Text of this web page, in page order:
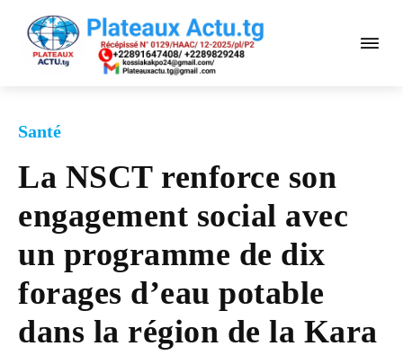
Santé
La NSCT renforce son
engagement social avec
un programme de dix
forages d’eau potable
dans la région de la Kara